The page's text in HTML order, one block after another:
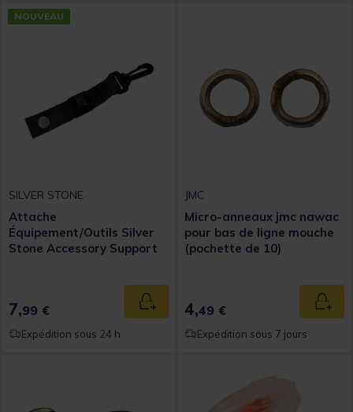
NOUVEAU
SILVER STONE
Attache
Équipement/Outils Silver
Stone Accessory Support
7,99 € Ajouter au panier
Expédition sous 24 h
JMC
Micro-anneaux jmc nawac
pour bas de ligne mouche
(pochette de 10)
4,49 €
Expédition sous 7 jours